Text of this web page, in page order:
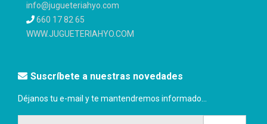
info@jugueteriahyo.com
660 17 82 65
WWW.JUGUETERIAHYO.COM
Suscríbete a nuestras novedades
Déjanos tu e-mail y te mantendremos informado...